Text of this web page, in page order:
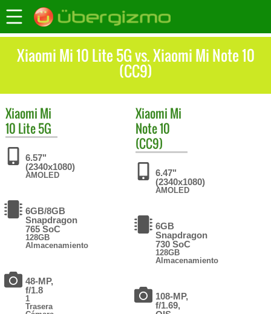
Xiaomi Mi 10 Lite 5G vs. Xiaomi Mi Note 10
(CC9)
Xiaomi Mi
10 Lite 5G
6.57"
(2340x1080)
AMOLED
6GB/8GB
Snapdragon
765 SoC
128GB
Almacenamiento
48-MP,
f/1.8
1
Trasera
Xiaomi Mi
Note 10
(CC9)
6.47"
(2340x1080)
AMOLED
6GB
Snapdragon
730 SoC
128GB
Almacenamiento
108-MP,
f/1.69,